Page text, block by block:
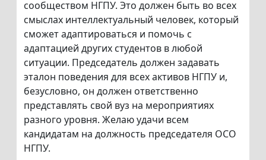
сообществом НГПУ. Это должен быть во всех
смыслах интеллектуальный человек, который
сможет адаптироваться и помочь с
адаптацией других студентов в любой
ситуации. Председатель должен задавать
эталон поведения для всех активов НГПУ и,
безусловно, он должен ответственно
представлять свой вуз на мероприятиях
разного уровня. Желаю удачи всем
кандидатам на должность председателя ОСО
НГПУ.